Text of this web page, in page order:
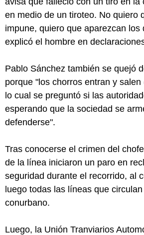
en medio de un tiroteo. No quiero
impune, quiero que aparezcan los
explicó el hombre en
Pablo Sánchez también se quejó
porque "los chorros entran y
lo cual se preguntó si las
esperando que la sociedad se
defenderse".
Tras conocerse el crimen del
de la línea iniciaron un paro en
seguridad durante el recorrido, al
luego todas las líneas que
conurbano.
Luego, la Unión Tranviarios